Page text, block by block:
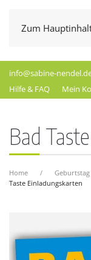
Zum
info@sabine-
Hilfe & FAQ
Mein
Bad
Home Geburtstag
Taste Einladungskarten